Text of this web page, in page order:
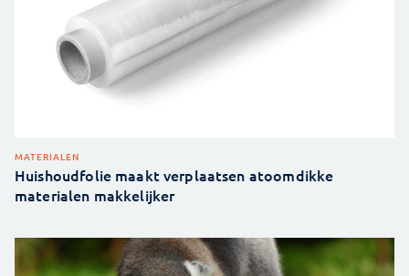
MATERIALEN
Huishoudfolie maakt verplaatsen atoomdikke
materialen makkelijker